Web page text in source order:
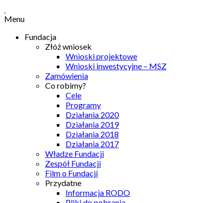
Menu
Fundacja
Złóż wniosek
Wnioski projektowe
Wnioski inwestycyjne – MSZ
Zamówienia
Co robimy?
Cele
Programy
Działania 2020
Działania 2019
Działania 2018
Działania 2017
Władze Fundacji
Zespół Fundacji
Film o Fundacji
Przydatne
Informacja RODO